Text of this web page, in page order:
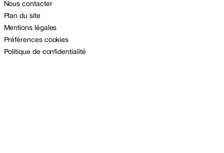
Nous contacter
Plan du site
Mentions légales
Préférences cookies
Politique de confidentialité